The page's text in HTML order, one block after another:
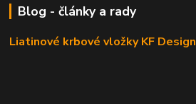
Blog - články a rady
Liatinové krbové vložky KF Design